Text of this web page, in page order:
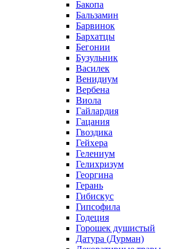
Бакопа
Бальзамин
Барвинок
Бархатцы
Бегонии
Бузульник
Василек
Венидиум
Вербена
Виола
Гайлардия
Гацания
Гвоздика
Гейхера
Гелениум
Гелихризум
Георгина
Герань
Гибискус
Гипсофила
Годеция
Горошек душистый
Датура (Дурман)